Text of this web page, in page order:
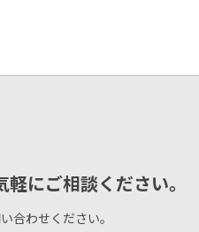
にご相談ください。
合わせください。